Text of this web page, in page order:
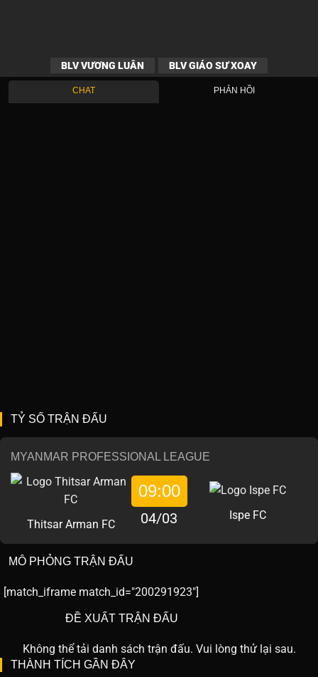
BLV VƯƠNG LUÂN BLV GIÁO SƯ XOAY
CHAT PHẢN HỒI
TỶ SỐ TRẬN ĐẤU
MYANMAR PROFESSIONAL LEAGUE
Thitsar Arman FC
09:00
04/03 Ispe FC
MÔ PHỎNG TRẬN ĐẤU
match_id="200291923"]
ĐỀ XUẤT TRẬN ĐẤU
Không thể tải danh sách trận đấu. Vui lòng thử lại sau.
THÀNH TÍCH GẦN ĐÂY